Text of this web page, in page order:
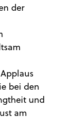
der
bei den
und
am